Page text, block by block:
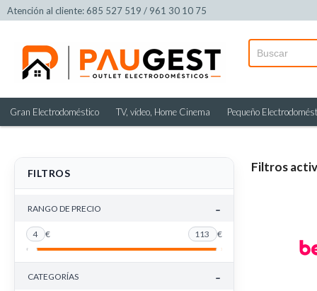
Atención al cliente: 685 527 519 / 961 30 10 75
Gran Electrodoméstico TV, vídeo, Home Cinema Pequeño
FILTROS
RANGO DE PRECIO -
4 € 113 €
CATEGORÍAS -
Filtros